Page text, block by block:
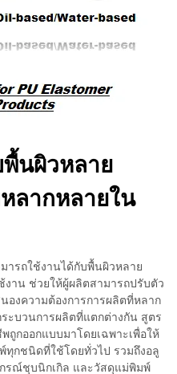
นผิวหลาย
ลากหลายใน
ารถใช้งานได้กับพื้นผิวหลาย
าน ช่วยให้ผู้ผลิตสามารถปรับตัว
องความต้องการการผลิตที่หลาก
ะบวนการผลิตที่แตกต่างกัน สูตร
กออกแบบมาโดยเฉพาะเพื่อให้
กชนิดที่ใช้โดยทั่วไป รวมถึงอลู
รณ์ชุบนิกเกิล และวัสดุแม่พิมพ์